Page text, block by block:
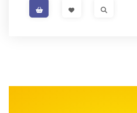
VISIT LINKVISIT LINK